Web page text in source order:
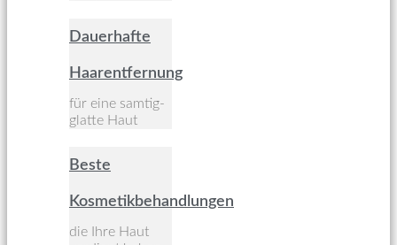
Dauerhafte
Haarentfernung
für eine samtig-
glatte Haut
Beste
Kosmetikbehandlungen
die Ihre Haut